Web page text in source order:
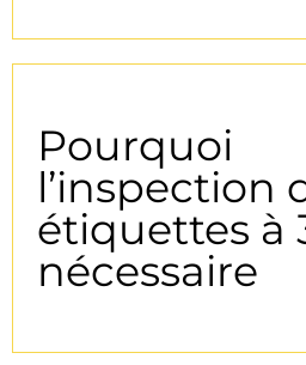
Pourquoi
l’inspection
étiquettes à
nécessaire